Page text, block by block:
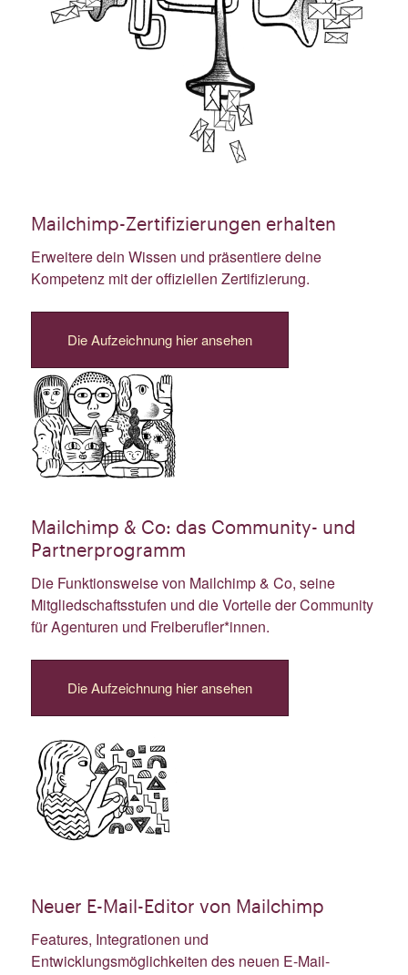
Mailchimp-Zertifizierungen erhalten
Erweitere dein Wissen und präsentiere deine
Kompetenz mit der offiziellen Zertifizierung.
Die Aufzeichnung hier ansehen
Mailchimp & Co: das Community- und
Partnerprogramm
Die Funktionsweise von Mailchimp & Co, seine
Mitgliedschaftsstufen und die Vorteile der Community
für Agenturen und Freiberufler*innen.
Die Aufzeichnung hier ansehen
Neuer E-Mail-Editor von Mailchimp
Features, Integrationen und
Entwicklungsmöglichkeiten des neuen E-Mail-